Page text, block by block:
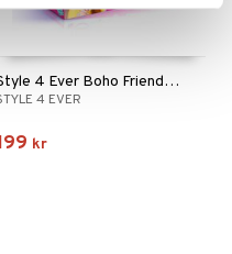
Style 4 Ever Boho Friendship Bracelets Set
4 EVER
kr